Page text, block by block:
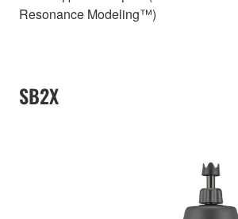
Resonance Modeling™)
SB2X